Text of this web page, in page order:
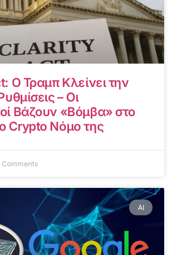
Ο Τραμπ Κλείνει την
– Οι
Βάζουν «Βόμβα» στο
Crypto Νόμο της
Comments
AI